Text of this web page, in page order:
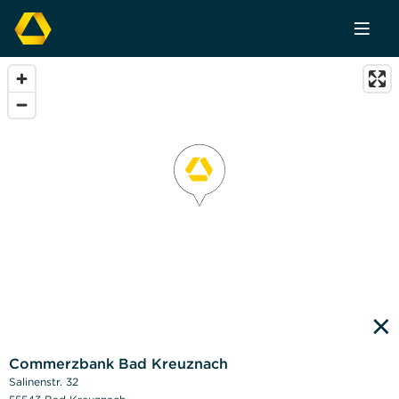
×
Commerzbank Bad Kreuznach
Salinenstr. 32